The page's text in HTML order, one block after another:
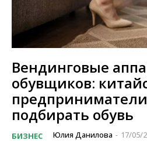
Вендинговые
обувщиков:
подбирать обувь
БИЗНЕС Юлия Данилова - 17/05/